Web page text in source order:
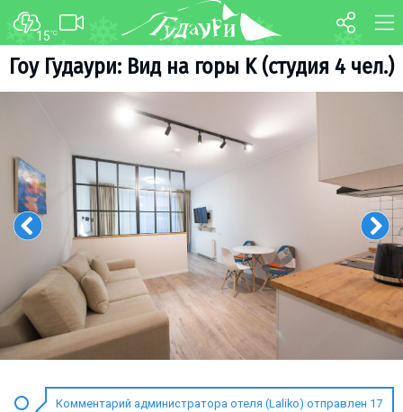
15°C
Гоу Гудаури: Вид на горы K (студия 4 чел.)
Комментарий администратора отеля (Laliko) отправлен 17
ФОРУМ КАРТА
ТРАНСФЕР
О курорте
Схема трасс
Ски-пасс
Инструкторы
Прокат
Ски-сервис
Дети в Гудаури
Развлечения
Календарь событий
Гудаури
INFO